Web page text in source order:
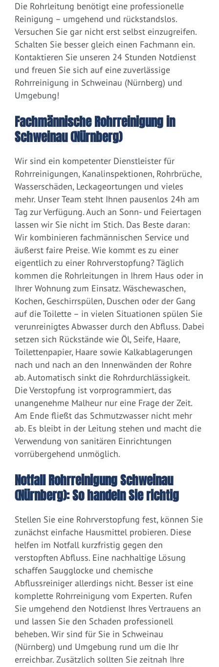
Die Rohrleitung benötigt eine professionelle
Reinigung – umgehend und rückstandslos.
Versuchen Sie gar nicht erst selbst einzugreifen.
Schalten Sie besser gleich einen Fachmann ein.
Kontaktieren Sie unseren 24 Stunden Notdienst
und freuen Sie sich auf eine zuverlässige
Rohrreinigung in Schweinau (Nürnberg) und
Umgebung!
Fachmännische Rohrreinigung in
Schweinau (Nürnberg)
Wir sind ein kompetenter Dienstleister für
Rohrreinigungen, Kanalinspektionen, Rohrbrüche,
Wasserschäden, Leckageortungen und vieles
mehr. Unser Team steht Ihnen pausenlos 24h am
Tag zur Verfügung. Auch an Sonn- und Feiertagen
lassen wir Sie nicht im Stich. Das Beste daran:
Wir kombinieren fachmännischen Service und
äußerst faire Preise. Wie kommt es zu einer
eigentlich zu einer Rohrverstopfung? Täglich
kommen die Rohrleitungen in Ihrem Haus oder in
Ihrer Wohnung zum Einsatz. Wäschewaschen,
Kochen, Geschirrspülen, Duschen oder der Gang
auf die Toilette – in vielen Situationen spülen Sie
verunreinigtes Abwasser durch den Abfluss. Dabei
setzen sich Rückstände wie Öl, Seife, Haare,
Toilettenpapier, Haare sowie Kalkablagerungen
nach und nach an den Innenwänden der Rohre
ab. Automatisch sinkt die Rohrdurchlässigkeit.
Die Verstopfung ist vorprogrammiert, das
unangenehme Malheur nur eine Frage der Zeit.
Am Ende fließt das Schmutzwasser nicht mehr
ab. Es bleibt in der Leitung stehen und macht die
Verwendung von sanitären Einrichtungen
vorrübergehend unmöglich.
Notfall Rohrreinigung Schweinau
(Nürnberg): So handeln Sie richtig
Stellen Sie eine Rohrverstopfung fest, können Sie
zunächst einfache Hausmittel probieren. Diese
helfen im Notfall kurzfristig gegen den
verstopften Abfluss. Eine nachhaltige Lösung
schaffen Saugglocke und chemische
Abflussreiniger allerdings nicht. Besser ist eine
komplette Rohrreinigung vom Experten. Rufen
Sie umgehend den Notdienst Ihres Vertrauens an
und lassen Sie den Schaden professionell
beheben. Wir sind für Sie in Schweinau
(Nürnberg) und Umgebung rund um die Ihr
erreichbar. Zusätzlich sollten Sie zeitnah Ihre